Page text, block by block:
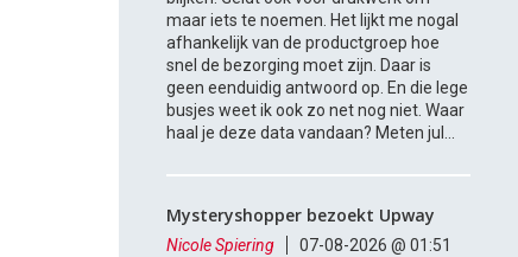
maar iets te noemen. Het lijkt me nogal
afhankelijk van de productgroep hoe
snel de bezorging moet zijn. Daar is
geen eenduidig antwoord op. En die lege
busjes weet ik ook zo net nog niet. Waar
haal je deze data vandaan? Meten jul...
Mysteryshopper bezoekt Upway
Nicole Spiering
07-08-2026 @ 01:51